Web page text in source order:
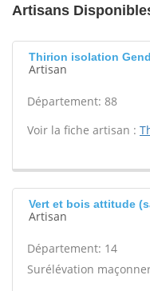
Artisans
Thirion isolation
Artisan
Département: 88
Voir la fiche artisan :
Vert et bois attitude
Artisan
Département: 14
Surélévation